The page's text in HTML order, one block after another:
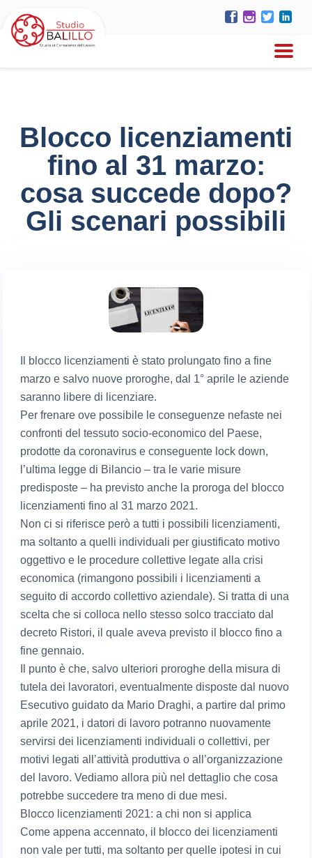
Blocco licenziamenti
fino al 31 marzo:
cosa succede dopo?
Gli scenari possibili
Il blocco licenziamenti è stato prolungato fino a fine
marzo e salvo nuove proroghe, dal 1° aprile le aziende
saranno libere di licenziare.
Per frenare ove possibile le conseguenze nefaste nei
confronti del tessuto socio-economico del Paese,
prodotte da coronavirus e conseguente lock down,
l’ultima legge di Bilancio – tra le varie misure
predisposte – ha previsto anche la proroga del blocco
licenziamenti fino al 31 marzo 2021.
Non ci si riferisce però a tutti i possibili licenziamenti,
ma soltanto a quelli individuali per giustificato motivo
oggettivo e le procedure collettive legate alla crisi
economica (rimangono possibili i licenziamenti a
seguito di accordo collettivo aziendale). Si tratta di una
scelta che si colloca nello stesso solco tracciato dal
decreto Ristori, il quale aveva previsto il blocco fino a
fine gennaio.
Il punto è che, salvo ulteriori proroghe della misura di
tutela dei lavoratori, eventualmente disposte dal nuovo
Esecutivo guidato da Mario Draghi, a partire dal primo
aprile 2021, i datori di lavoro potranno nuovamente
servirsi dei licenziamenti individuali o collettivi, per
motivi legati all’attività produttiva o all’organizzazione
del lavoro. Vediamo allora più nel dettaglio che cosa
potrebbe succedere tra meno di due mesi.
Blocco licenziamenti 2021: a chi non si applica
Come appena accennato, il blocco dei licenziamenti
non vale per tutti, ma soltanto per quelle ipotesi in cui